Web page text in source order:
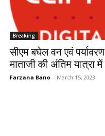
Breaking
सीएम बघेल वन एवं
माताजी की अंतिम यात्रा
Farzana Bano - March 15, 2023